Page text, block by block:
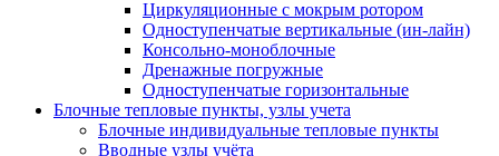
Циркуляционные с мокрым ротором
Одноступенчатые вертикальные (ин-лайн)
Консольно-моноблочные
Дренажные погружные
Одноступенчатые горизонтальные
Блочные тепловые пункты, узлы учета
Блочные индивидуальные тепловые пункты
Вводные узлы учёта